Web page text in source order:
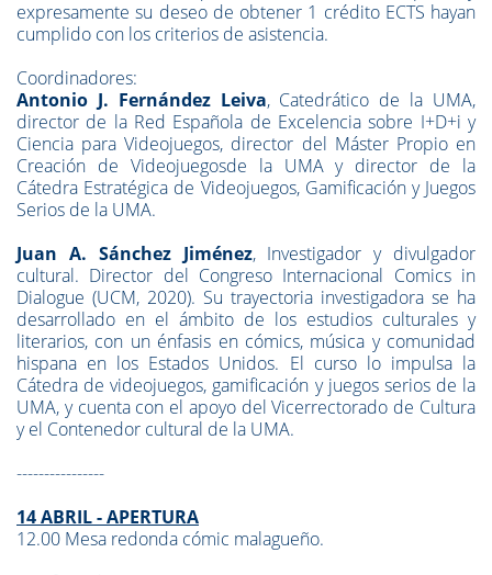
expresamente su deseo de obtener 1 crédito ECTS hayan
cumplido con los criterios de asistencia.
Coordinadores:
Antonio J. Fernández Leiva, Catedrático de la UMA,
director de la Red Española de Excelencia sobre I+D+i y
Ciencia para Videojuegos, director del Máster Propio en
Creación de Videojuegosde la UMA y director de la
Cátedra Estratégica de Videojuegos, Gamificación y Juegos
Serios de la UMA.
Juan A. Sánchez Jiménez, Investigador y divulgador
cultural. Director del Congreso Internacional Comics in
Dialogue (UCM, 2020). Su trayectoria investigadora se ha
desarrollado en el ámbito de los estudios culturales y
literarios, con un énfasis en cómics, música y comunidad
hispana en los Estados Unidos. El curso lo impulsa la
Cátedra de videojuegos, gamificación y juegos serios de la
UMA, y cuenta con el apoyo del Vicerrectorado de Cultura
y el Contenedor cultural de la UMA.
----------------
14 ABRIL - APERTURA
12.00 Mesa redonda cómic malagueño.